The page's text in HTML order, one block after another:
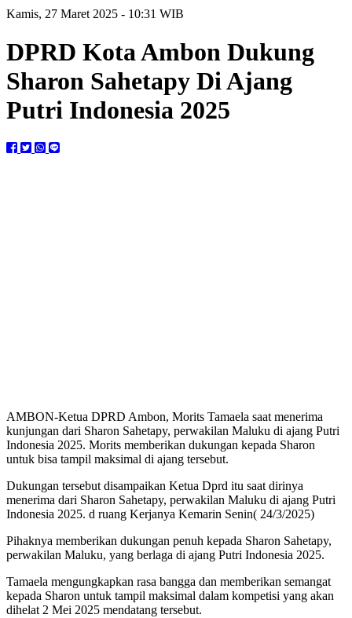
Kamis, 27 Maret 2025 - 10:31 WIB
DPRD Kota Ambon Dukung
Sharon Sahetapy Di Ajang
Putri Indonesia 2025
AMBON-Ketua DPRD Ambon, Morits Tamaela saat menerima
kunjungan dari Sharon Sahetapy, perwakilan Maluku di ajang Putri
Indonesia 2025. Morits memberikan dukungan kepada Sharon
untuk bisa tampil maksimal di ajang tersebut.
Dukungan tersebut disampaikan Ketua Dprd itu saat dirinya
menerima dari Sharon Sahetapy, perwakilan Maluku di ajang Putri
Indonesia 2025. d ruang Kerjanya Kemarin Senin( 24/3/2025)
Pihaknya memberikan dukungan penuh kepada Sharon Sahetapy,
perwakilan Maluku, yang berlaga di ajang Putri Indonesia 2025.
Tamaela mengungkapkan rasa bangga dan memberikan semangat
kepada Sharon untuk tampil maksimal dalam kompetisi yang akan
dihelat 2 Mei 2025 mendatang tersebut.